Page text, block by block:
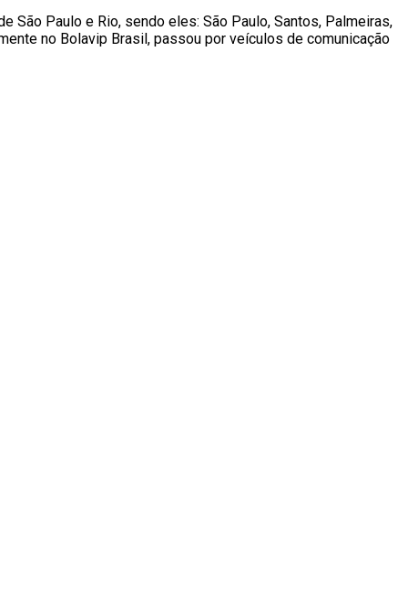
Paulo e Rio, sendo eles: São Paulo, Santos, Palmeiras,
no Bolavip Brasil, passou por veículos de comunicação